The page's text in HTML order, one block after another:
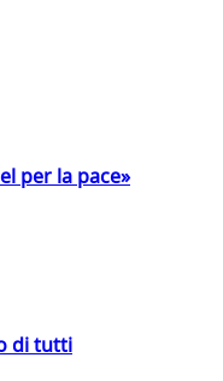
per la pace»
di tutti